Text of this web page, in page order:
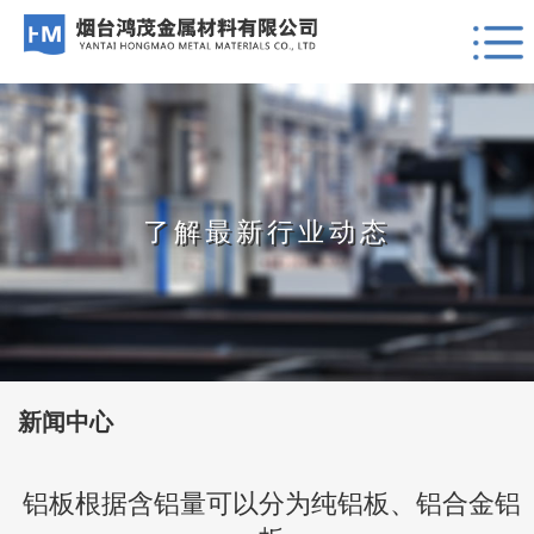
了解最新行业动态
新闻中心
铝板根据含铝量可以分为纯铝板、铝合金铝